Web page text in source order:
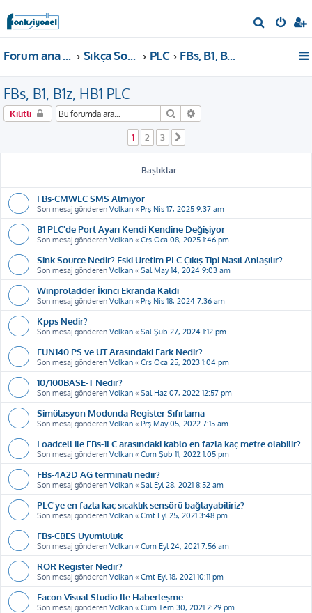
r
Forum ana sayfa Sıkça Sorulan Sorular PLC FBs, B1, B1z, HB1 PLC
FBs, B1, B1z, HB1 PLC
Kilitli Ara
1 2 3
Başlıklar
FBs-CMWLC SMS Almıyor
Son mesaj gönderen Volkan « Prş Nis 17, 2025 9:37 am
B1 PLC'de Port Ayarı Kendi Kendine Değişiyor
Son mesaj gönderen Volkan « Çrş Oca 08, 2025 1:46 pm
Sink Source Nedir? Eski Üretim PLC Çıkış Tipi Nasıl Anlaşılır?
Son mesaj gönderen Volkan « Sal May 14, 2024 9:03 am
Winproladder İkinci Ekranda Kaldı
Son mesaj gönderen Volkan « Prş Nis 18, 2024 7:36 am
Kpps Nedir?
Son mesaj gönderen Volkan « Sal Şub 27, 2024 1:12 pm
FUN140 PS ve UT Arasındaki Fark Nedir?
Son mesaj gönderen Volkan « Çrş Oca 25, 2023 1:04 pm
10/100BASE-T Nedir?
Son mesaj gönderen Volkan « Sal Haz 07, 2022 12:57 pm
Simülasyon Modunda Register Sıfırlama
Son mesaj gönderen Volkan « Prş May 05, 2022 7:15 am
Loadcell ile FBs-1LC arasındaki kablo en fazla kaç metre olabilir?
Son mesaj gönderen Volkan « Cum Şub 11, 2022 1:05 pm
FBs-4A2D AG terminali nedir?
Son mesaj gönderen Volkan « Sal Eyl 28, 2021 8:52 am
PLC'ye en fazla kaç sıcaklık sensörü bağlayabiliriz?
Son mesaj gönderen Volkan « Cmt Eyl 25, 2021 3:48 pm
FBs-CBES Uyumluluk
Son mesaj gönderen Volkan « Cum Eyl 24, 2021 7:56 am
ROR Register Nedir?
Son mesaj gönderen Volkan « Cmt Eyl 18, 2021 10:11 pm
Facon Visual Studio İle Haberleşme
Son mesaj gönderen Volkan « Cum Tem 30, 2021 2:29 pm